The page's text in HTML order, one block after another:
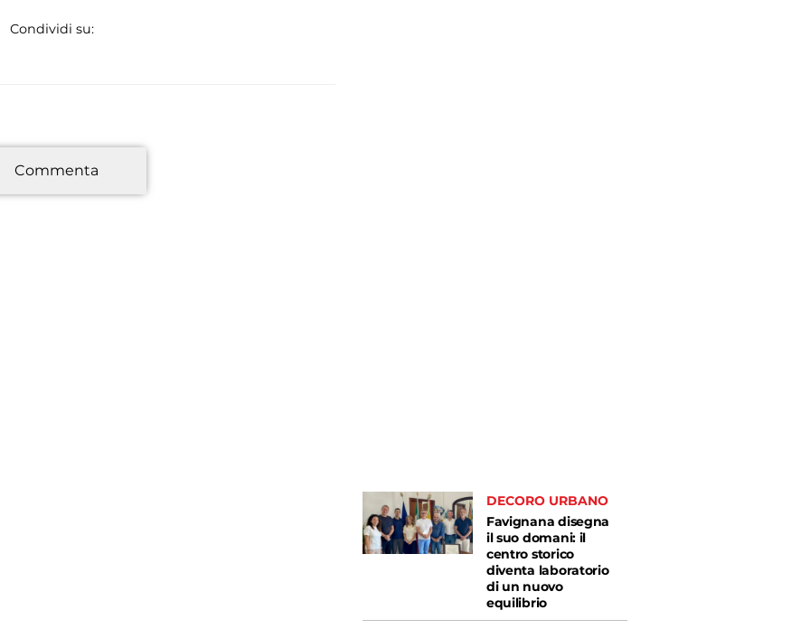
Condividi su:
Commenta
DECORO URBANO
Favignana disegna
il suo domani: il
centro storico
diventa laboratorio
di un nuovo
equilibrio